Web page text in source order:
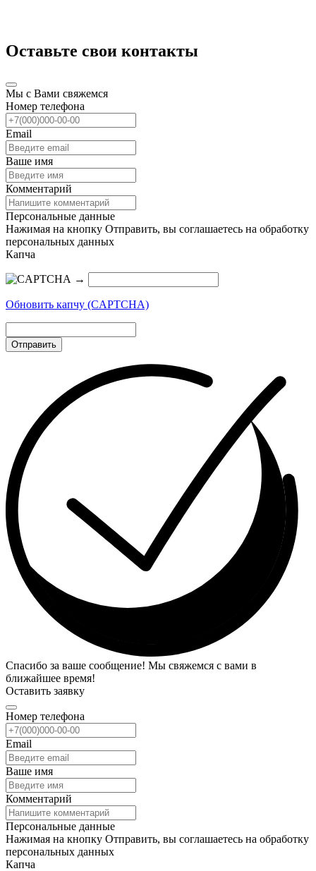
Оставьте свои контакты
Мы с Вами свяжемся
Номер телефона
Email
Ваше имя
Комментарий
Персональные данные
Нажимая на кнопку Отправить, вы соглашаетесь на обработку
персональных данных
Капча
→
Обновить капчу (CAPTCHA)
Отправить
Спасибо за ваше сообщение! Мы свяжемся с вами в
ближайшее время!
Оставить заявку
Номер телефона
Email
Ваше имя
Комментарий
Персональные данные
Нажимая на кнопку Отправить, вы соглашаетесь на обработку
персональных данных
Капча